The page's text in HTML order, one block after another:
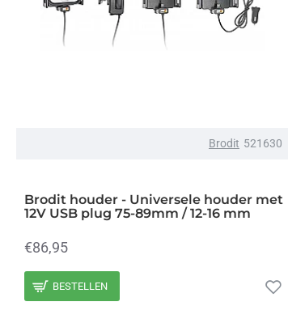
Brodit 521630
Brodit houder - Universele houder met
12V USB plug 75-89mm / 12-16 mm
€86,95
BESTELLEN